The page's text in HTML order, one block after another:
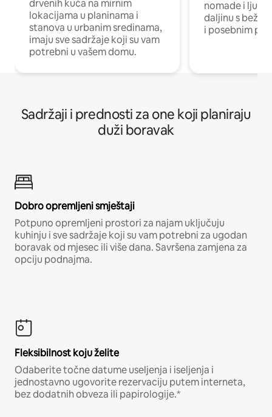
drvenih kuća na mirnim
lokacijama u planinama i
stanova u urbanim sredinama,
imaju sve sadržaje koji su vam
potrebni u vašem domu.
nomade i ljude
daljinu s
i posebnim
Sadržaji i prednosti za one koji planiraju
duži boravak
Dobro opremljeni smještaji
Potpuno opremljeni prostori za najam uključuju
kuhinju i sve sadržaje koji su vam potrebni za ugodan
boravak od mjesec ili više dana. Savršena zamjena za
opciju podnajma.
Fleksibilnost koju želite
Odaberite točne datume useljenja i iseljenja i
jednostavno ugovorite rezervaciju putem interneta,
bez dodatnih obveza ili papirologije.*